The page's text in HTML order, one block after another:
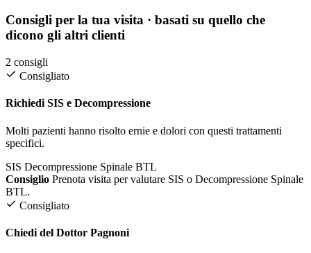
Consigli per la tua visita · basati su quello che
dicono gli altri clienti
2 consigli
Consigliato
Richiedi SIS e Decompressione
Molti pazienti hanno risolto ernie e dolori con questi trattamenti
specifici.
SIS Decompressione Spinale BTL
Consiglio Prenota visita per valutare SIS o Decompressione Spinale
BTL.
Consigliato
Chiedi del Dottor Pagnoni